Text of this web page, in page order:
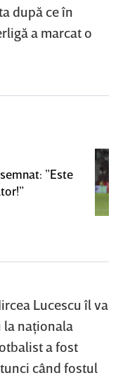
după ce în
a marcat o
”Este
Lucescu îl va
la naţionala
a fost
când fostul